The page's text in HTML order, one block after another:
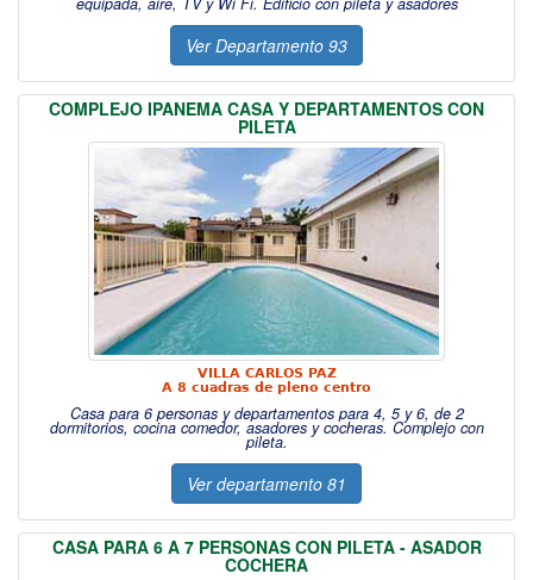
Ver Departamento 93
COMPLEJO IPANEMA CASA Y DEPARTAMENTOS CON
PILETA
VILLA CARLOS PAZ
A 8 cuadras de pleno centro
Casa para 6 personas y departamentos para 4, 5 y 6, de 2
dormitorios, cocina comedor, asadores y cocheras. Complejo con
pileta.
Ver departamento 81
CASA PARA 6 A 7 PERSONAS CON PILETA - ASADOR
COCHERA